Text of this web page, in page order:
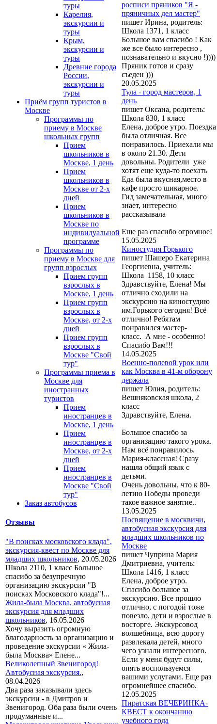
туры
Карелия,
экскурсии и
туры
Крым,
экскурсии и
туры
Древние города
России,
экскурсии и
туры
Приём групп туристов в
Москве
Программы по
приему в Москве
школьных групп
Прием
школьников в
Москве, 1 день
Прием
школьников в
Москве от 2-х
дней
Прием
школьников в
Москве по
индивидуальной
программе
Программы по
приему в Москве для
групп взрослых
Прием групп
взрослых в
Москве, 1 день
Прием групп
взрослых в
Москве, от 2-х
дней
Прием групп
взрослых в
Москве "Свой
тур"
Программы приема в
Москве для
иностранных
туристов
Прием
иностранцев в
Москве, 1 день
Прием
иностранцев в
Москве, от 2-х
дней
Прием
иностранцев в
Москве "Свой
тур"
Заказ автобусов
Отзывы
"В поисках московского клада",
экскурсия-квест по Москве для
младших школьников, 20.05.2026
Школа 2110, 1 класс Большое
спасибо за безупречную
организацию экскурсии "В
поисках Московского клада"!...
Жила-была Москва, автобусная
экскурсия для младших
школьников, 16.05.2026
Хочу выразить огромную
благодарность за организацию и
проведение экскурсии « Жила-
была Москва» Елене...
Великолепный Звенигород!
Автобусная экскурсия.,
08.04.2026
Два раза заказывали здесь
экскурсии - в Дмитров и
Звенигород. Оба раза были очень
продуманные и...
росписи пряников "Я -
пряничных дел мастер"
пишет Ирина, родитель:
Школа 1371, 1 класс
Большое вам спасибо ! Как
же все было интересно ,
познавательно и вкусно !))))
Пряник готов и сразу
съеден )))
20.05.2025
Тула - город мастеров, 1
день
пишет Оксана, родитель:
Школа 830, 1 класс
Елена, доброе утро. Поездка
была отличная. Все
понравилось. Приехали мы
в около 21.30. Дети
довольны. Родители уже
хотят еще куда-то поехать
Еда была вкусная,место в
кафе просто шикарное.
Гид замечательная, много
знает, интересно
рассказывала
Еще раз спасибо огромное!
15.05.2025
Киностудия Горького
пишет Шашеро Екатерина
Георгиевна, учитель:
Школа 1158, 10 класс
Здравствуйте, Елена! Мы
отлично сходили на
экскурсию на киностудию
им.Горького сегодня! Всё
отлично! Ребятам
понравился мастер-
класс. А мне - особенно!
Спасибо Вам!!!
14.05.2025
Военно-полевой урок или
как Москва в 41-м оборону
держала
пишет Юлия, родитель:
Вешняковская школа, 2
класс
Здравствуйте, Елена.
Большое спасибо за
организацию такого урока.
Нам всё понравилось.
Мария-классная! Сразу
нашла общий язык с
детьми.
Очень довольны, что к 80-
летию Победы проведи
такое важное занятие..
13.05.2025
Посвящение в москвичи,
автобусная экскурсия для
младших школьников по
Москве
пишет Чуприна Мария
Дмитриевна, учитель:
Школа 1416, 1 класс
Елена, доброе утро.
Спасибо большое за
экскурсию. Все прошло
отлично, с погодой тоже
повезло, дети и взрослые в
восторге. Экскурсовод
волшебница, всю дорогу
развлекала детей, много
чего узнали интересного.
Если у меня будут силы,
опять воспользуемся
вашими услугами. Еще раз
огромнейшее спасибо.
12.05.2025
Пиратская ВЕЧЕРИНКА-
КВЕСТ к окончанию
учебного года